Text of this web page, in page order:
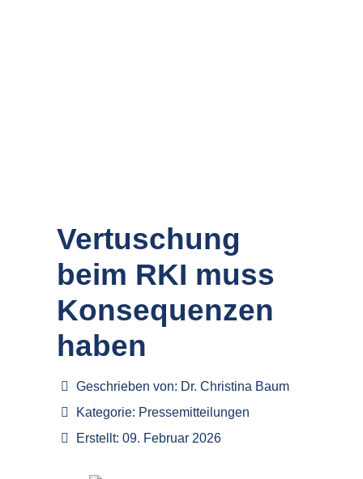
Vertuschung
beim RKI muss
Konsequenzen
haben
Geschrieben von: Dr. Christina Baum
Kategorie: Pressemitteilungen
Erstellt: 09. Februar 2026